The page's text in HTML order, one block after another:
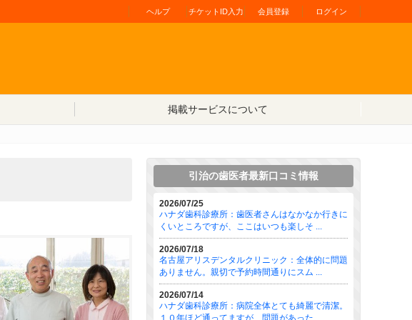
ヘルプ チケットID入力 会員登録 ログイン
掲載サービスについて
引治の歯医者最新口コミ情報
2026/07/25
ハナダ歯科診療所：歯医者さんはなかなか行きに
くいところですが、ここはいつも楽しそ ...
2026/07/18
名古屋アリスデンタルクリニック：全体的に問題
ありません。親切で予約時間通りにスム ...
2026/07/14
ハナダ歯科診療所：病院全体とても綺麗で清潔。